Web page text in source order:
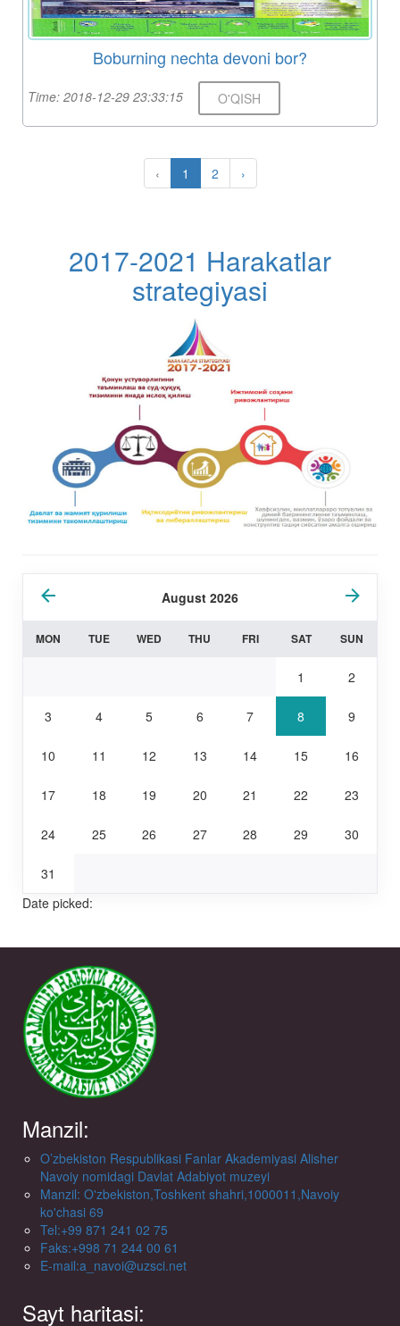
Boburning nechta devoni bor?
Time: 2018-12-29 23:33:15 O'QISH
‹ 1 2 ›
2017-2021 Harakatlar
strategiyasi
August 2026
MON TUE WED THU FRI SAT SUN
1 2
3 4 5 6 7 8 9
10 11 12 13 14 15 16
17 18 19 20 21 22 23
24 25 26 27 28 29 30
31
Date picked:
Manzil:
O’zbekiston Respublikasi Fanlar Akademiyasi Alisher
Navoiy nomidagi Davlat Adabiyot muzeyi
Manzil: O'zbekiston,Toshkent shahri,1000011,Navoiy
ko'chasi 69
Tel:+99 871 241 02 75
Faks:+998 71 244 00 61
E-mail:a_navoi@uzsci.net
Sayt haritasi: